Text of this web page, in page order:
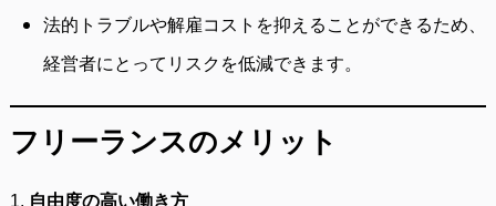
法的トラブルや解雇コストを抑えることができるため、
経営者にとってリスクを低減できます。
フリーランスのメリット
1. 自由度の高い働き方